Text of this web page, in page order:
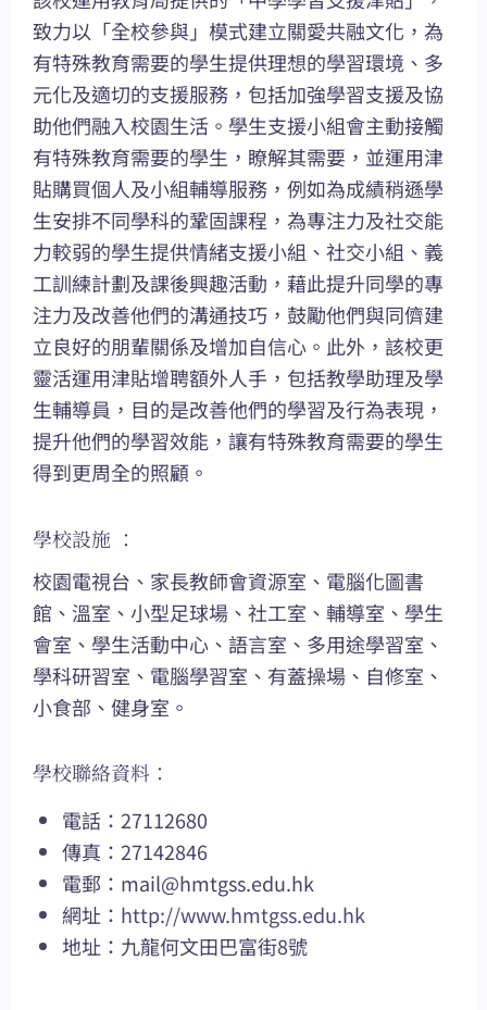
致力以「全校參與」模式建立關愛共融文化，為
有特殊教育需要的學生提供理想的學習環境、多
元化及適切的支援服務，包括加強學習支援及協
助他們融入校園生活。學生支援小組會主動接觸
有特殊教育需要的學生，瞭解其需要，並運用津
貼購買個人及小組輔導服務，例如為成績稍遜學
生安排不同學科的鞏固課程，為專注力及社交能
力較弱的學生提供情緒支援小組、社交小組、義
工訓練計劃及課後興趣活動，藉此提升同學的專
注力及改善他們的溝通技巧，鼓勵他們與同儕建
立良好的朋輩關係及增加自信心。此外，該校更
靈活運用津貼增聘額外人手，包括教學助理及學
生輔導員，目的是改善他們的學習及行為表現，
提升他們的學習效能，讓有特殊教育需要的學生
得到更周全的照顧。
學校設施 ：
校園電視台、家長教師會資源室、電腦化圖書
館、溫室、小型足球場、社工室、輔導室、學生
會室、學生活動中心、語言室、多用途學習室、
學科研習室、電腦學習室、有蓋操場、自修室、
小食部、健身室。
學校聯絡資料：
電話：27112680
傳真：27142846
電郵： mail@hmtgss.edu.hk
網址： http://www.hmtgss.edu.hk
地址：九龍何文田巴富街8號